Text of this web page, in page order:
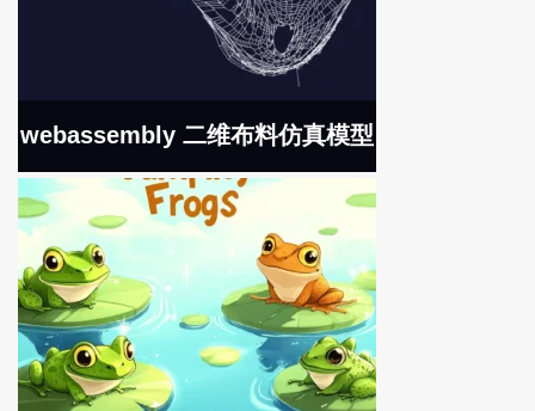
webassembly 二维布料仿真模型